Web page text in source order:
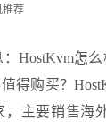
推荐
HostKvm怎
得购买？
，主要销售海